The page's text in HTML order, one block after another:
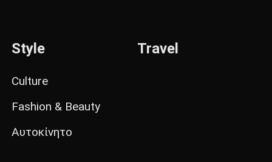
Style
Culture
Fashion & Beauty
Αυτοκίνητο
Travel